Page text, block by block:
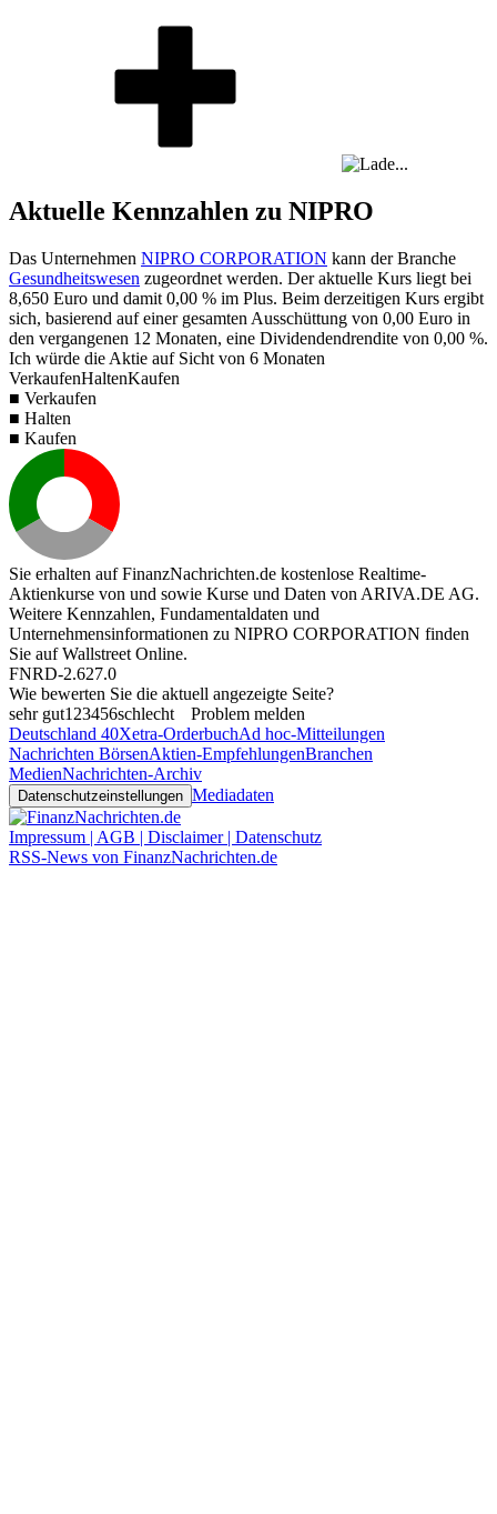
Aktuelle Kennzahlen zu NIPRO
Das Unternehmen NIPRO CORPORATION kann der Branche
Gesundheitswesen zugeordnet werden. Der aktuelle Kurs liegt bei
8,650 Euro und damit 0,00 % im Plus. Beim derzeitigen Kurs ergibt
sich, basierend auf einer gesamten Ausschüttung von 0,00 Euro in
den vergangenen 12 Monaten, eine Dividendendrendite von 0,00 %.
Ich würde die Aktie auf Sicht von 6 Monaten
VerkaufenHaltenKaufen
■ Verkaufen
■ Halten
■ Kaufen
Sie erhalten auf FinanzNachrichten.de kostenlose Realtime-
Aktienkurse von und sowie Kurse und Daten von ARIVA.DE AG.
Weitere Kennzahlen, Fundamentaldaten und
Unternehmensinformationen zu NIPRO CORPORATION finden
Sie aufWallstreet Online.
FNRD-2.627.0
Wie bewerten Sie die aktuell angezeigte Seite?
sehr gut1 23456schlecht
Problem melden
Deutschland 40Xetra-OrderbuchAd hoc-Mitteilungen
Nachrichten BörsenAktien-EmpfehlungenBranchen
MedienNachrichten-Archiv
Datenschutzeinstellungen Mediadaten
Impressum | AGB | Disclaimer | Datenschutz
RSS-News von FinanzNachrichten.de